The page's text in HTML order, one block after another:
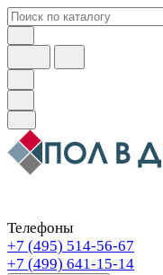
Телефоны
+7 (495) 514-56-67
+7 (499) 641-15-14